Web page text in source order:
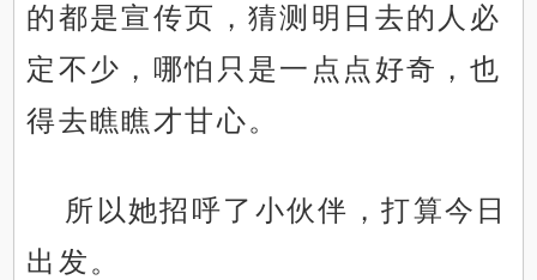
的都是宣传页，猜测明日去的人必
定不少，哪怕只是一点点好奇，也
得去瞧瞧才甘心。
所以她招呼了小伙伴，打算今日
出发。